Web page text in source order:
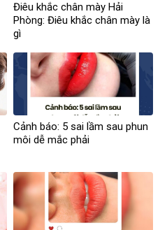
Điêu khắc chân mày Hải
Phòng: Điêu khắc chân mày là
gì
Cảnh báo: 5 sai lầm sau phun
môi dễ mắc phải